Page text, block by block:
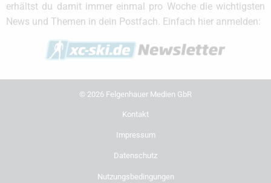
erhältst du damit immer einmal pro Woche die wichtigsten
News und Themen in dein Postfach. Einfach hier anmelden:
© 2026 Felgenhauer Medien GbR
Kontakt
Impressum
Datenschutz
Nutzungsbedingungen